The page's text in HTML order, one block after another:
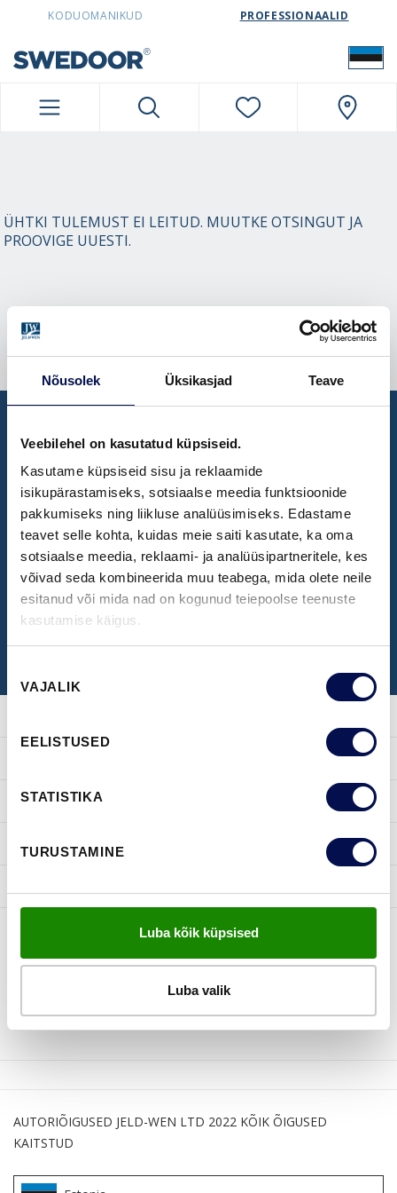
Nõusolek Üksikasjad Teave
Veebilehel on kasutatud küpsiseid.
Kasutame küpsiseid sisu ja reklaamide
isikupärastamiseks, sotsiaalse meedia funktsioonide
pakkumiseks ning liikluse analüüsimiseks. Edastame
teavet selle kohta, kuidas meie saiti kasutate, ka oma
sotsiaalse meedia, reklaami- ja analüüsipartneritele, kes
võivad seda kombineerida muu teabega, mida olete neile
esitanud või mida nad on kogunud teiepoolse teenuste
kasutamise käigus.
valik
VAJALIK
EELISTUSED
STATISTIKA
TURUSTAMINE
Luba kõik küpsised
Luba valik
SWEDOORESTONIA NAVIGATION
KODUOMANIKUD PROFESSIONAALID
ÜHTKI TULEMUST EI LEITUD. MUUTKE OTSINGUT JA
PROOVIGE UUESTI.
INSPIRATSIOON
KASULIKKU
JÄLGI MEID
NÄIDISTESAAL
Broneeri aeg Swedoori näidistesaali
külastamiseks
BRONEERI KÜLASTUS
AUTORIÕIGUSED JELD-WEN LTD 2022 KÕIK ÕIGUSED
KAITSTUD